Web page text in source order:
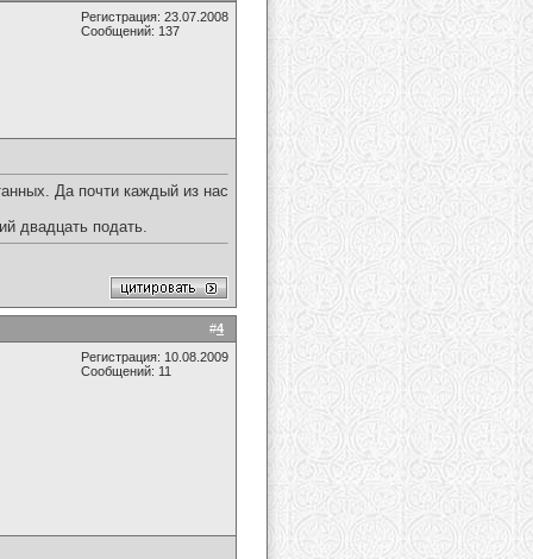
Регистрация: 23.07.2008
Сообщений: 137
Да почти каждый из нас
двадцать подать.
#4
Регистрация: 10.08.2009
Сообщений: 11